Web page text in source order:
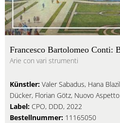
Francesco Bartolomeo Conti:
Arie con vari strumenti
Künstler: Valer Sabadus, Hana
Dücker, Florian Götz, Nuovo Aspetto
Label: CPO, DDD, 2022
Bestellnummer: 11165050